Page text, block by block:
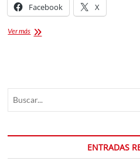
Facebook X
Ver másConvocatoria
de
Carnaval
2025
ENTRADAS